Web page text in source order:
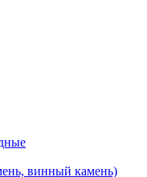
винный камень)